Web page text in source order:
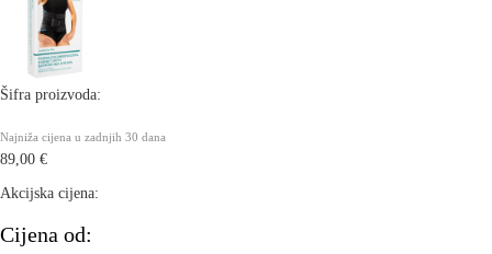
Šifra proizvoda:
Najniža cijena u zadnjih 30 dana
89,00 €
Akcijska cijena:
Cijena od: